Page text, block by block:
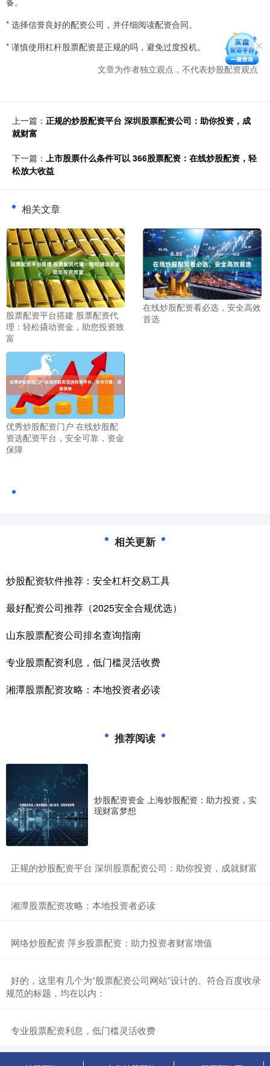
* 选择信誉良好的配资公司，并仔细阅读配资合同。
* 谨慎使用杠杆股票配资是正规的吗，避免过度投机。
文章为作者独立观点，不代表炒股配资观点
上一篇： 正规的炒股配资平台 深圳股票配资公司：助你投资，成
就财富
下一篇： 上市股票什么条件可以 366股票配资：在线炒股配资，轻
松放大收益
相关文章
股票配资平台搭建 股票配资代
理：轻松撬动资金，助您投资致
富
在线炒股配资看必选，安全高效
首选
优秀炒股配资门户 在线炒股配
资选配资平台，安全可靠，资金
保障
相关更新
炒股配资软件推荐：安全杠杆交易工具
最好配资公司推荐（2025安全合规优选）
山东股票配资公司排名查询指南
专业股票配资利息，低门槛灵活收费
湘潭股票配资攻略：本地投资者必读
推荐阅读
炒股配资资金 上海炒股配资：助力投资，实
现财富梦想
​正规的炒股配资平台 深圳股票配资公司：助你投资，成就财富
​湘潭股票配资攻略：本地投资者必读
​网络炒股配资 萍乡股票配资：助力投资者财富增值
​好的，这里有几个为“股票配资公司网站”设计的、符合百度收录
规范的标题，均在以内：
​专业股票配资利息，低门槛灵活收费